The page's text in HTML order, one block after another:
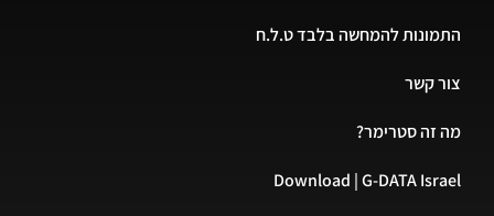
התמונות להמחשה בלבד ט.ל.ח
צור קשר
מה זה סטרימר?
Download | G-DATA Israel